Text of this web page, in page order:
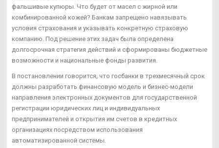
фальшивые купюры. Что будет от масел с жирной или
комбинированной кожей? Банкам запрещено навязывать
условия страхования и указывать конкретную страховую
компанию. Под решение этих задач была определена
долгосрочная стратегия действий и сформированы бюджетные
возможности и национальные фонды развития.
В постановлении говорится, что госбанки в трехмесячный срок
должны разработать финансовую модель и бизнес-модели
направления электронных документов для государственной
регистрации юридических лиц и индивидуальных
предпринимателей и открытия им счетов в кредитных
организациях посредством использования
автоматизированной системы.